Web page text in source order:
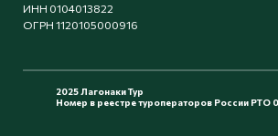
ИНН 0104013822
ОГРН 1120105000916
2025 Лагонаки Тур
Номер в реестре туроператоров России РТО